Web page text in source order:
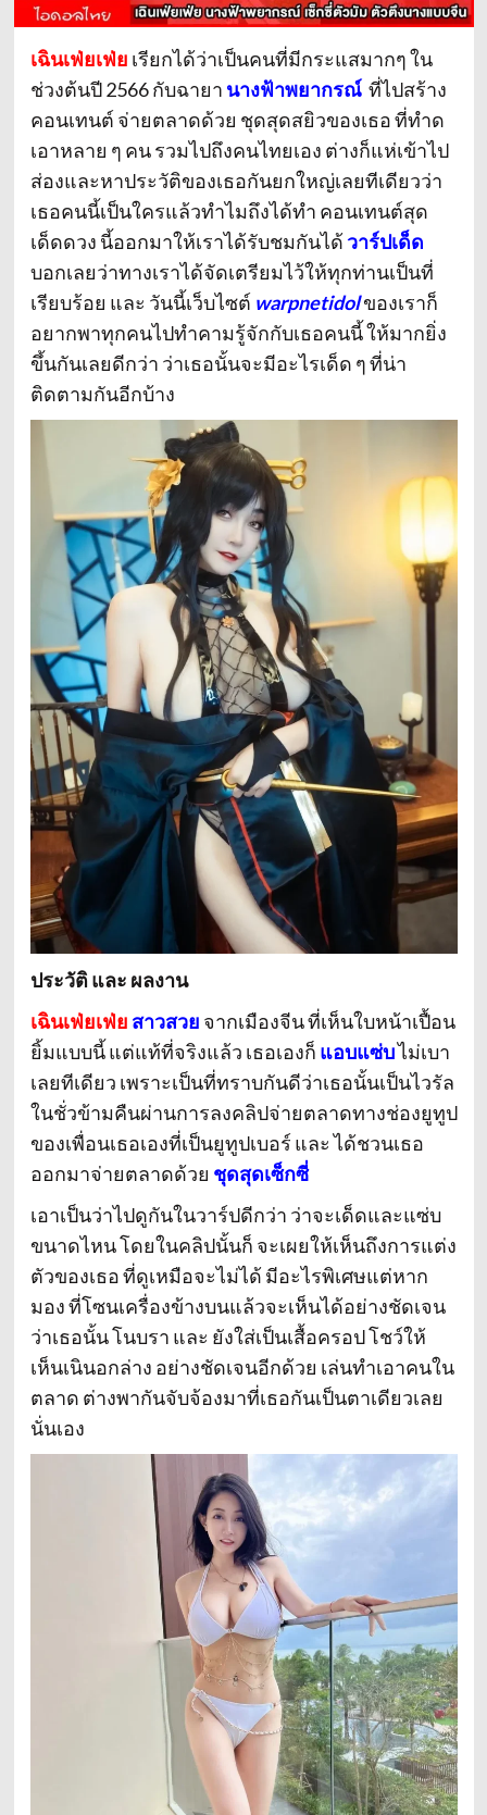
เฉินเฟ่ยเฟ่ย เรียกได้ว่าเป็นคนที่มีกระแสมากๆ ใน
ช่วงต้นปี 2566 กับฉายา นางฟ้าพยากรณ์ ที่ไปสร้าง
คอนเทนต์ จ่ายตลาดด้วย ชุดสุดสยิวของเธอ ที่ทำด
เอาหลาย ๆ คน รวมไปถึงคนไทยเอง ต่างก็แห่เข้าไป
ส่องและหาประวัติของเธอกันยกใหญ่เลยทีเดียวว่า
เธอคนนี้เป็นใครแล้วทำไมถึงได้ทำ คอนเทนต์สุด
เด็ดดวง นี้ออกมาให้เราได้รับชมกันได้วาร์ปเด็ด
บอกเลยว่าทางเราได้จัดเตรียมไว้ให้ทุกท่านเป็นที่
เรียบร้อย และ วันนี้เว็บไซต์ warpnetidolของเราก็
อยากพาทุกคนไปทำคามรู้จักกับเธอคนนี้ ให้มากยิ่ง
ขึ้นกันเลยดีกว่า ว่าเธอนั้นจะมีอะไรเด็ด ๆ ที่น่า
ติดตามกันอีกบ้าง
ประวัติ และ ผลงาน
เฉินเฟ่ยเฟ่ย สาวสวย จากเมืองจีน ที่เห็นใบหน้าเปื้อน
ยิ้มแบบนี้ แต่แท้ที่จริงแล้ว เธอเองก็ แอบแซ่บไม่เบา
เลยทีเดียว เพราะเป็นที่ทราบกันดีว่าเธอนั้นเป็นไวรัล
ในชั่วข้ามคืนผ่านการลงคลิปจ่ายตลาดทางช่องยูทูป
ของเพื่อนเธอเองที่เป็นยูทูปเบอร์ และ ได้ชวนเธอ
ออกมาจ่ายตลาดด้วย ชุดสุดเซ็กซี่
เอาเป็นว่าไปดูกันในวาร์ปดีกว่า ว่าจะเด็ดและแซ่บ
ขนาดไหน โดยในคลิปนั้นก็ จะเผยให้เห็นถึงการแต่ง
ตัวของเธอ ที่ดูเหมือจะไม่ได้ มีอะไรพิเศษแต่หาก
มอง ที่โซนเครื่องข้างบนแล้วจะเห็นได้อย่างชัดเจน
ว่าเธอนั้น โนบรา และ ยังใส่เป็นเสื้อครอป โชว์ให้
เห็นเนินอกล่าง อย่างชัดเจนอีกด้วย เล่นทำเอาคนใน
ตลาด ต่างพากันจับจ้องมาที่เธอกันเป็นตาเดียวเลย
นั่นเอง